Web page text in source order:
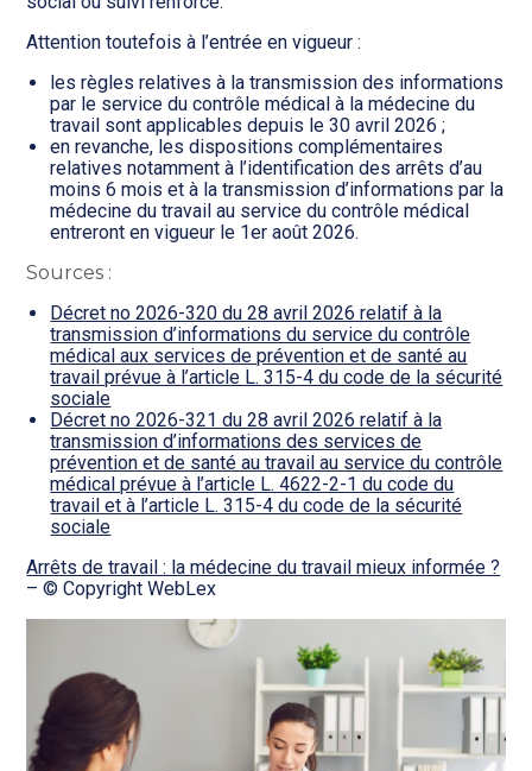
Attention toutefois à l’entrée en vigueur :
les règles relatives à la transmission des informations
par le service du contrôle médical à la médecine du
travail sont applicables depuis le 30 avril 2026 ;
en revanche, les dispositions complémentaires
relatives notamment à l’identification des arrêts d’au
moins 6 mois et à la transmission d’informations par la
médecine du travail au service du contrôle médical
entreront en vigueur le 1er août 2026.
Sources :
Décret no 2026-320 du 28 avril 2026 relatif à la
transmission d’informations du service du contrôle
médical aux services de prévention et de santé au
travail prévue à l’article L. 315-4 du code de la sécurité
sociale
Décret no 2026-321 du 28 avril 2026 relatif à la
transmission d’informations des services de
prévention et de santé au travail au service du contrôle
médical prévue à l’article L. 4622-2-1 du code du
travail et à l’article L. 315-4 du code de la sécurité
sociale
Arrêts de travail : la médecine du travail mieux informée ?
– © Copyright WebLex